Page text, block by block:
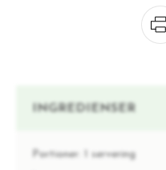
INGREDIENSER
Portioner:
1 servering